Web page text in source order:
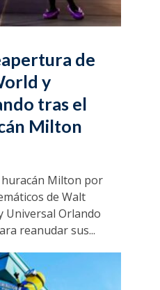
de
y
tras el
Milton
huracán Milton por
de Walt
Universal Orlando
reanudar sus...